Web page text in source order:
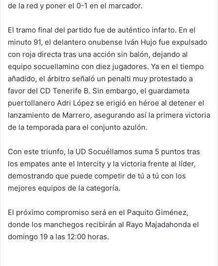
de la red y poner el 0-1 en el marcador.
El tramo final del partido fue de auténtico infarto. En el
minuto 91, el delantero onubense Iván Hujo fue expulsado
con roja directa tras una acción sin balón, dejando al
equipo socuellamino con diez jugadores. Ya en el tiempo
añadido, el árbitro señaló un penalti muy protestado a
favor del CD Tenerife B. Sin embargo, el guardameta
puertollanero Adri López se erigió en héroe al detener el
lanzamiento de Marrero, asegurando así la primera victoria
de la temporada para el conjunto azulón.
Con este triunfo, la UD Socuéllamos suma 5 puntos tras
los empates ante el Intercity y la victoria frente al líder,
demostrando que puede competir de tú a tú con los
mejores equipos de la categoría.
El próximo compromiso será en el Paquito Giménez,
donde los manchegos recibirán al Rayo Majadahonda el
domingo 19 a las 12:00 horas.